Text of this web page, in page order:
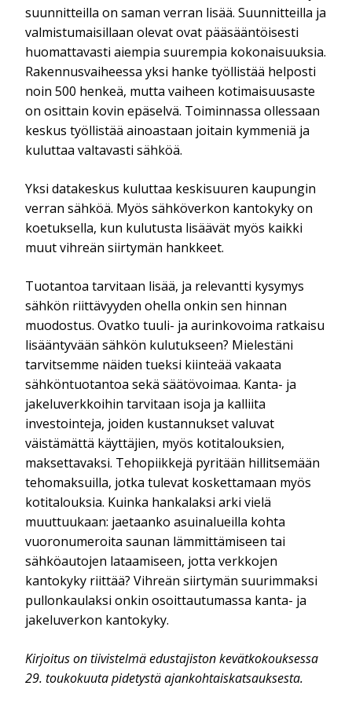
suunnitteilla on saman verran lisää. Suunnitteilla ja
valmistumaisillaan olevat ovat pääsääntöisesti
huomattavasti aiempia suurempia kokonaisuuksia.
Rakennusvaiheessa yksi hanke työllistää helposti
noin 500 henkeä, mutta vaiheen kotimaisuusaste
on osittain kovin epäselvä. Toiminnassa ollessaan
keskus työllistää ainoastaan joitain kymmeniä ja
kuluttaa valtavasti sähköä.
Yksi datakeskus kuluttaa keskisuuren kaupungin
verran sähköä. Myös sähköverkon kantokyky on
koetuksella, kun kulutusta lisäävät myös kaikki
muut vihreän siirtymän hankkeet.
Tuotantoa tarvitaan lisää, ja relevantti kysymys
sähkön riittävyyden ohella onkin sen hinnan
muodostus. Ovatko tuuli- ja aurinkovoima ratkaisu
lisääntyvään sähkön kulutukseen? Mielestäni
tarvitsemme näiden tueksi kiinteää vakaata
sähköntuotantoa sekä säätövoimaa. Kanta- ja
jakeluverkkoihin tarvitaan isoja ja kalliita
investointeja, joiden kustannukset valuvat
väistämättä käyttäjien, myös kotitalouksien,
maksettavaksi. Tehopiikkejä pyritään hillitsemään
tehomaksuilla, jotka tulevat koskettamaan myös
kotitalouksia. Kuinka hankalaksi arki vielä
muuttuukaan: jaetaanko asuinalueilla kohta
vuoronumeroita saunan lämmittämiseen tai
sähköautojen lataamiseen, jotta verkkojen
kantokyky riittää? Vihreän siirtymän suurimmaksi
pullonkaulaksi onkin osoittautumassa kanta- ja
jakeluverkon kantokyky.
Kirjoitus on tiivistelmä edustajiston kevätkokouksessa
29. toukokuuta pidetystä ajankohtaiskatsauksesta.